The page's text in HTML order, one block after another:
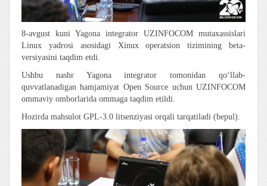
8-avgust kuni Yagona integrator UZINFOCOM mutaxassislari
Linux yadrosi asosidagi Xinux operatsion tizimining beta-
versiyasini taqdim etdi.
Ushbu nashr Yagona integrator tomonidan qoʻllab-
quvvatlanadigan hamjamiyat Open Source uchun UZINFOCOM
ommaviy omborlarida ommaga taqdim etildi.
Hozirda mahsulot GPL-3.0 litsenziyasi orqali tarqatiladi (bepul).